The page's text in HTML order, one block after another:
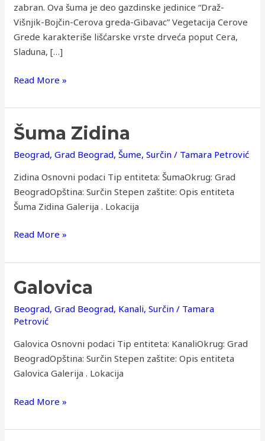
zabran. Ova šuma je deo gazdinske jedinice “Draž-
Višnjik-Bojčin-Cerova greda-Gibavac” Vegetacija Cerove
Grede karakteriše lišćarske vrste drveća poput Cera,
Sladuna, […]
Read More »
Šuma Zidina
Beograd,Grad Beograd,Šume,Surčin / Tamara Petrović
Zidina Osnovni podaci Tip entiteta: ŠumaOkrug: Grad
BeogradOpština: Surčin Stepen zaštite: Opis entiteta
Šuma Zidina Galerija . Lokacija
Šuma
Zidina
Read More »
Galovica
Beograd,Grad Beograd, Kanali,Surčin / Tamara
Petrović
Galovica Osnovni podaci Tip entiteta: KanaliOkrug: Grad
BeogradOpština: Surčin Stepen zaštite: Opis entiteta
Galovica Galerija . Lokacija
Galovica
Read More »